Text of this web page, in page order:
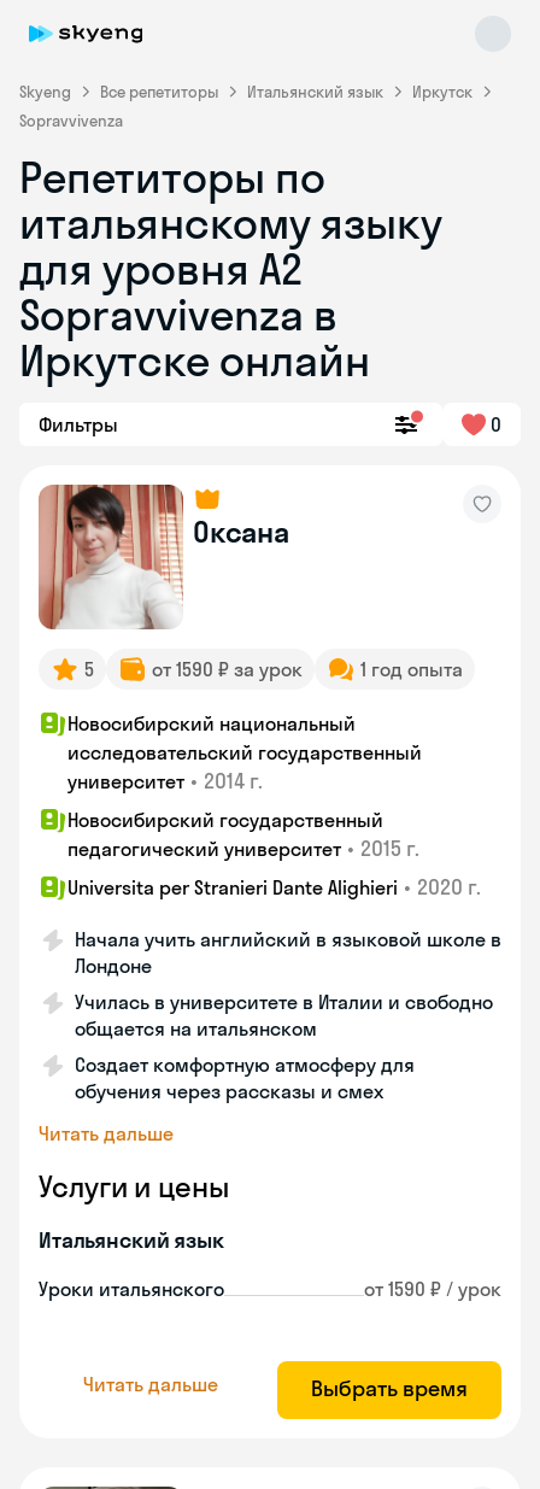
Skyeng Все репетиторы Итальянский язык
Иркутск
Sopravvivenza
Репетиторы по
итальянскому языку
для уровня A2
Sopravvivenza в
Иркутске онлайн
Фильтры 0
Оксана
5 от 1590 ₽ за урок 1 год опыта
Новосибирский национальный
исследовательский государственный
университет • 2014 г.
Новосибирский государственный
педагогический университет • 2015 г.
Universita per Stranieri Dante Alighieri • 2020 г.
Начала учить английский в языковой школе в
Лондоне
Училась в университете в Италии и свободно
общается на итальянском
Создает комфортную атмосферу для
обучения через рассказы и смех
Читать дальше
Услуги и цены
Итальянский язык
Уроки итальянского от 1590 ₽ / урок
Читать дальше Выбрать время
Skyeng Chat